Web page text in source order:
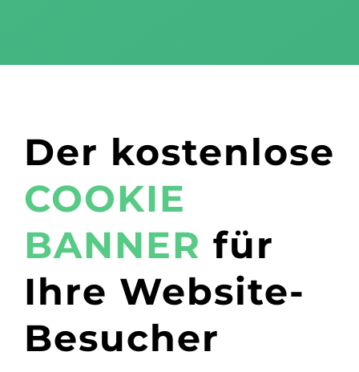
Der kostenlose
COOKIE
BANNER für
Ihre Website-
Besucher